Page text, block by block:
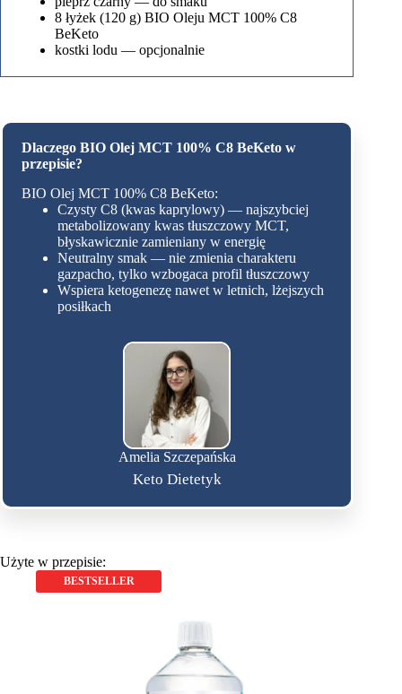
8 łyżek (120 g) BIO Oleju MCT 100% C8
BeKeto
kostki lodu — opcjonalnie
Dlaczego BIO Olej MCT 100% C8 BeKeto w
przepisie?
BIO Olej MCT 100% C8 BeKeto:
Czysty C8 (kwas kaprylowy) — najszybciej
metabolizowany kwas tłuszczowy MCT,
błyskawicznie zamieniany w energię
Neutralny smak — nie zmienia charakteru
gazpacho, tylko wzbogaca profil tłuszczowy
Wspiera ketogenezę nawet w letnich, lżejszych
posiłkach
Amelia Szczepańska
Keto Dietetyk
Użyte w przepisie:
BESTSELLER